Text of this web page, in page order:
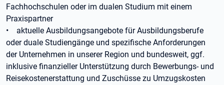
Fachhochschulen oder im dualen Studium mit einem
Praxispartner
• aktuelle Ausbildungsangebote für Ausbildungsberufe
oder duale Studiengänge und spezifische Anforderungen
der Unternehmen in unserer Region und bundesweit, ggf.
inklusive finanzieller Unterstützung durch Bewerbungs- und
Reisekostenerstattung und Zuschüsse zu Umzugskosten